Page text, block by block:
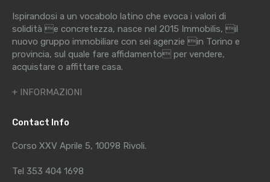
Ispirandosi a un vocabolo latino che evoca i valori di
solidità e concretezza, nasce nel 2015 Immobilis, il
nuovo gruppo immobiliare con sei agenzie in Torino e
provincia, sul quale fare affidamento per vendere,
acquistare o affittare casa.
+ INFORMAZIONI
Contact Info
Corso XXV Aprile 5, 10098 Rivoli.
Tel 353 404 1698